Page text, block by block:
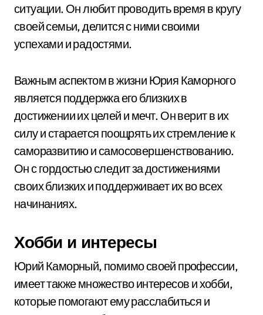
ситуации. Он любит проводить время в кругу
своей семьи, делится с ними своими
успехами и радостями.
Важным аспектом в жизни Юрия Каморного
является поддержка его близких в
достижении их целей и мечт. Он верит в их
силу и старается поощрять их стремление к
саморазвитию и самосовершенствованию.
Он с гордостью следит за достижениями
своих близких и поддерживает их во всех
начинаниях.
Хобби и интересы
Юрий Каморный, помимо своей профессии,
имеет также множество интересов и хобби,
которые помогают ему расслабиться и